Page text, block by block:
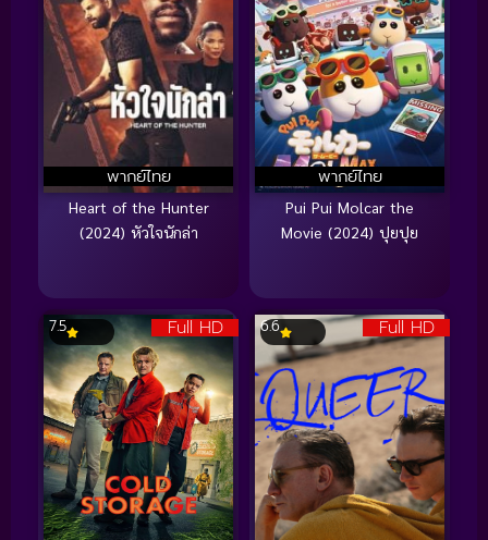
พากย์ไทย
Heart of the Hunter
(2024) หัวใจนักล่า
พากย์ไทย
Pui Pui Molcar the
Movie (2024) ปุยปุย
Full HD
7.5 Full HD
6.6